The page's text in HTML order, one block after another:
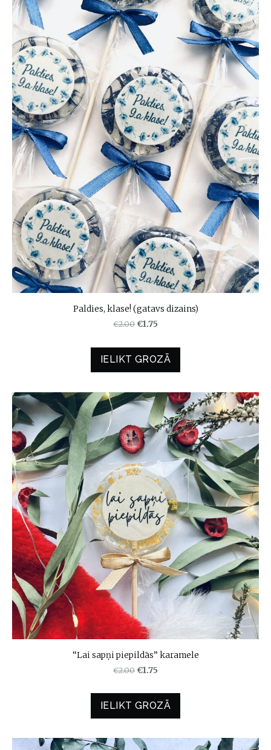
Paldies, klase! (gatavs dizains)
€2.00 €1.75
IELIKT GROZĀ
“Lai sapņi piepildās” karamele
€2.00 €1.75
IELIKT GROZĀ